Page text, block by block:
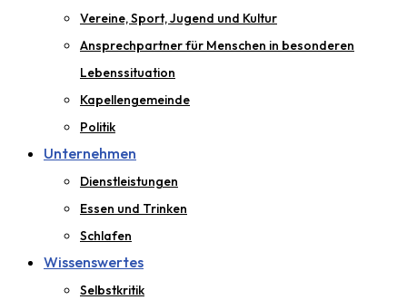
Vereine, Sport, Jugend und Kultur
Ansprechpartner für Menschen in besonderen
Lebenssituation
Kapellengemeinde
Politik
Unternehmen
Dienstleistungen
Essen und Trinken
Schlafen
Wissenswertes
Selbstkritik